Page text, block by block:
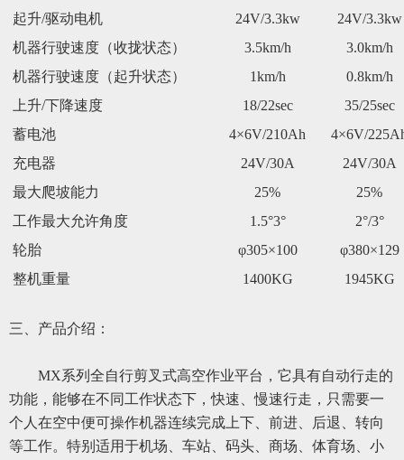
起升/驱动电机
24V/3.3kw
24V/3.3kw
机器行驶速度（收拢状态）
3.5km/h
3.0km/h
机器行驶速度（起升状态）
1km/h 0.8km/h
上升/下降速度
18/22sec
35/25sec
蓄电池
4×6V/210Ah
4×6V/
充电器
24V/30A
24V/30A
最大爬坡能力
25%
25%
工作最大允许角度
1.5°3°
2°/3°
轮胎
φ305×100
φ380×129
整机重量
1400KG 1945KG
三、产品介绍：
MX系列全自行剪叉式高空作业平台，它具有自动行走的
功能，能够在不同工作状态下，快速、慢速行走，只需要一
个人在空中便可操作机器连续完成上下、前进、后退、转向
等工作。特别适用于机场、车站、码头、商场、体育场、小